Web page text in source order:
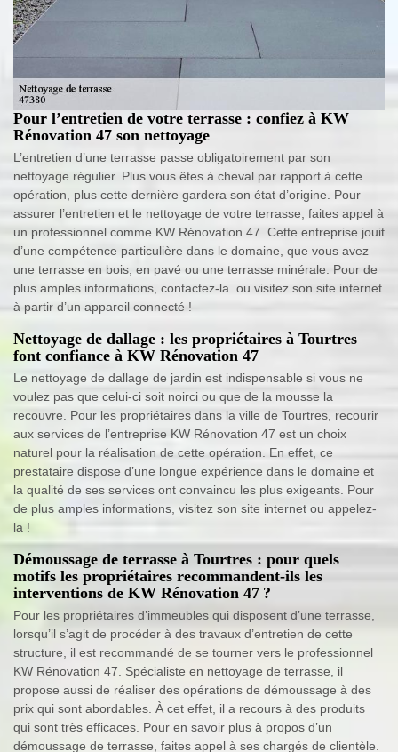
Pour l’entretien de votre terrasse : confiez à KW
Rénovation 47 son nettoyage
L’entretien d’une terrasse passe obligatoirement par son
nettoyage régulier. Plus vous êtes à cheval par rapport à cette
opération, plus cette dernière gardera son état d’origine. Pour
assurer l’entretien et le nettoyage de votre terrasse, faites appel à
un professionnel comme KW Rénovation 47. Cette entreprise jouit
d’une compétence particulière dans le domaine, que vous avez
une terrasse en bois, en pavé ou une terrasse minérale. Pour de
plus amples informations, contactez-la ou visitez son site internet
à partir d’un appareil connecté !
Nettoyage de dallage : les propriétaires à Tourtres
font confiance à KW Rénovation 47
Le nettoyage de dallage de jardin est indispensable si vous ne
voulez pas que celui-ci soit noirci ou que de la mousse la
recouvre. Pour les propriétaires dans la ville de Tourtres, recourir
aux services de l’entreprise KW Rénovation 47 est un choix
naturel pour la réalisation de cette opération. En effet, ce
prestataire dispose d’une longue expérience dans le domaine et
la qualité de ses services ont convaincu les plus exigeants. Pour
de plus amples informations, visitez son site internet ou appelez-
la !
Démoussage de terrasse à Tourtres : pour quels
motifs les propriétaires recommandent-ils les
interventions de KW Rénovation 47 ?
Pour les propriétaires d’immeubles qui disposent d’une terrasse,
lorsqu’il s’agit de procéder à des travaux d’entretien de cette
structure, il est recommandé de se tourner vers le professionnel
KW Rénovation 47. Spécialiste en nettoyage de terrasse, il
propose aussi de réaliser des opérations de démoussage à des
prix qui sont abordables. À cet effet, il a recours à des produits
qui sont très efficaces. Pour en savoir plus à propos d’un
démoussage de terrasse, faites appel à ses chargés de clientèle.